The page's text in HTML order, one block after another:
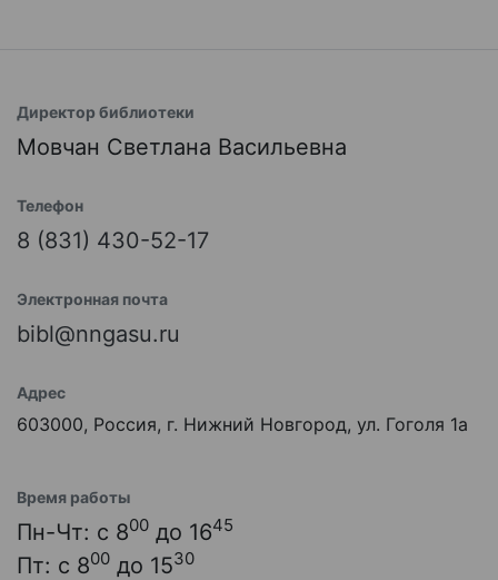
Директор библиотеки
Мовчан Светлана Васильевна
Телефон
8 (831) 430-52-17
Электронная почта
bibl@nngasu.ru
Адрес
603000, Россия, г. Нижний Новгород, ул. Гоголя 1а
Время работы
Пн-Чт: с 800 до 1645
Пт: с 800 до 1530